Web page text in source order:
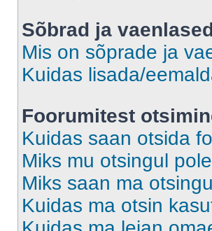
Sõbrad ja
Mis on sõprade ja
Kuidas lisada/
Foorumitest
Kuidas saan otsida
Miks mu otsingul
Miks saan ma
Kuidas ma otsin